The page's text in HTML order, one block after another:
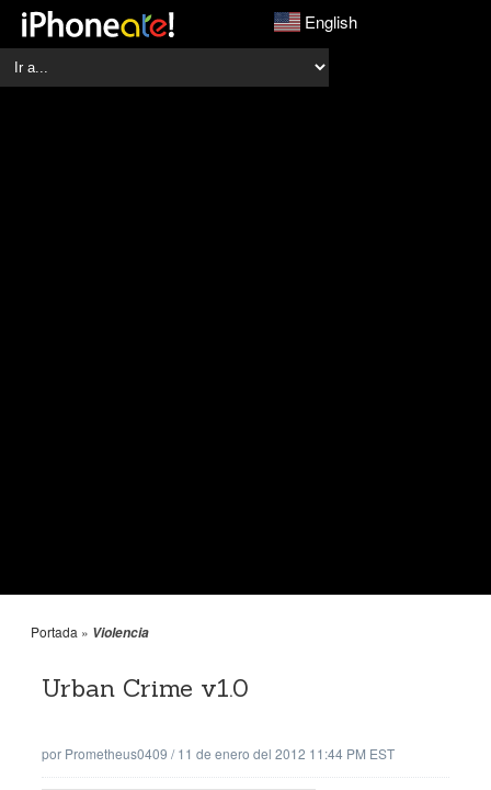
English
Portada » Violencia
Urban Crime v1.0
por Prometheus0409 /11 de enero del 2012 11:44 PM EST